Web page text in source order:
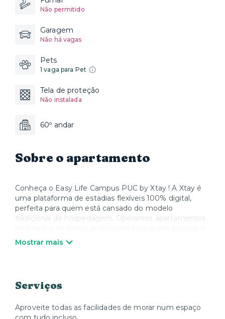
Não permitido
Garagem
Não há vagas
Pets
1 vaga para Pet
Tela de proteção
Não instalada
60º andar
Sobre o apartamento
Conheça o Easy Life Campus PUC by Xtay ! A Xtay é
uma plataforma de estadias flexíveis 100% digital,
perfeita para quem está cansado do modelo
tradicional de hospedagem. Operamos apartamentos
conforto de um lar, com muita tecnologia e um
profissionalmente gerida, focada na praticidade para
aproveitando facilidades pensadas para tornar sua vida
acadêmica mais conveniente.
Mostrar mais
Serviços
Aproveite todas as facilidades de morar num espaço